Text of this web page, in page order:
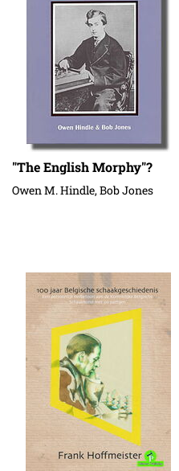
"The English Morphy"?
Owen M. Hindle, Bob Jones